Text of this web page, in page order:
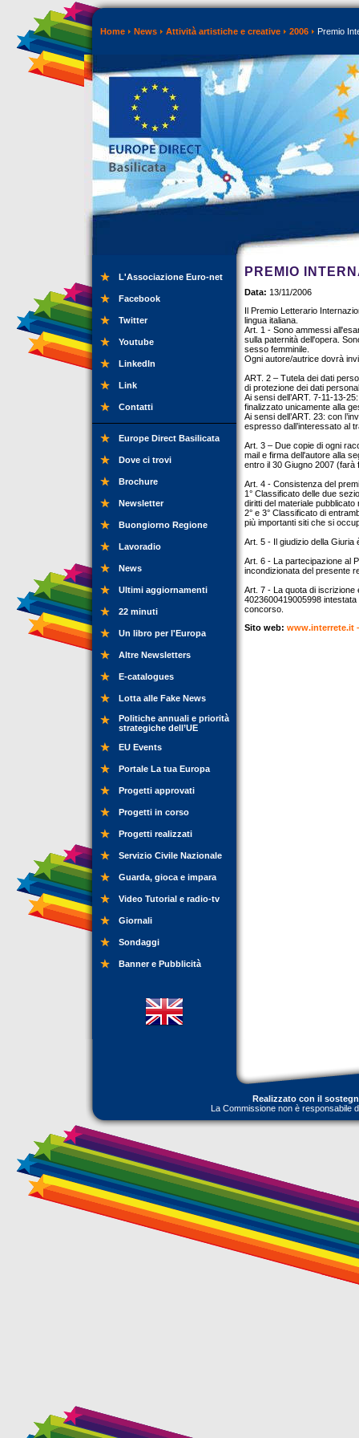
Home News Attività artistiche e creative 2006 Premio
L'Associazione Euro-net
Facebook
Twitter
Youtube
LinkedIn
Link
Contatti
Europe Direct Basilicata
Dove ci trovi
Brochure
Newsletter
Buongiorno Regione
Lavoradio
News
Ultimi aggiornamenti
22 minuti
Un libro per l'Europa
Altre Newsletters
E-catalogues
Lotta alle Fake News
Politiche annuali e priorità
strategiche dell’UE
EU Events
Portale La tua Europa
Progetti approvati
Progetti in corso
Progetti realizzati
Servizio Civile Nazionale
Guarda, gioca e impara
Video Tutorial e radio-tv
Giornali
Sondaggi
Banner e Pubblicità
PREMIO
Data: 13/11/2006
Il Premio Letterario
lingua italiana.
Art. 1 - Sono ammessi
sulla paternità dell'opera.
sesso femminile.
Ogni autore/autrice dovrà
ART. 2 – Tutela dei dati
di protezione dei dati
Ai sensi dell’ART. 7-11-13-
finalizzato unicamente alla
Ai sensi dell’ART. 23: con
espresso dall’interessato al
Art. 3 – Due copie di ogni
mail e firma dell'autore alla
entro il 30 Giugno 2007 (farà
Art. 4 - Consistenza del
1° Classificato delle due
diritti del materiale
2° e 3° Classificato di
più importanti siti che si
Art. 5 - Il giudizio della Giuria
Art. 6 - La partecipazione al
incondizionata del presente
Art. 7 - La quota di
4023600419005998
concorso.
Sito web: www.interrete.it
Realizzato con il
La Commissione non è responsabile